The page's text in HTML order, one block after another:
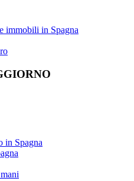
immobili in Spagna
in Spagna